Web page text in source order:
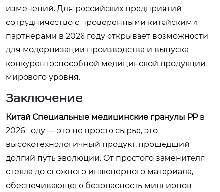
изменений. Для российских предприятий
сотрудничество с проверенными китайскими
партнерами в 2026 году открывает возможности
для модернизации производства и выпуска
конкурентоспособной медицинской продукции
мирового уровня.
Заключение
Китай Специальные медицинские гранулы PPв
2026 году — это не просто сырье, это
высокотехнологичный продукт, прошедший
долгий путь эволюции. От простого заменителя
стекла до сложного инженерного материала,
обеспечивающего безопасность миллионов